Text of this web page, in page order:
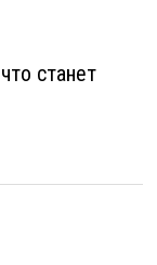
станет